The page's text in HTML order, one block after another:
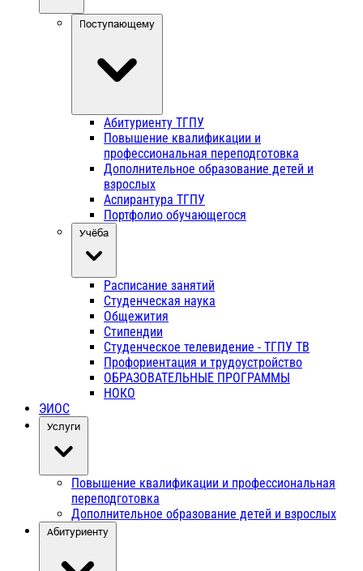
Поступающему
Абитуриенту ТГПУ
Повышение квалификации и
профессиональная переподготовка
Дополнительное образование детей и
взрослых
Аспирантура ТГПУ
Портфолио обучающегося
Учёба
Расписание занятий
Студенческая наука
Общежития
Стипендии
Студенческое телевидение - ТГПУ ТВ
Профориентация и трудоустройство
ОБРАЗОВАТЕЛЬНЫЕ ПРОГРАММЫ
НОКО
ЭИОС
Услуги
Повышение квалификации и профессиональная
переподготовка
Дополнительное образование детей и взрослых
Абитуриенту